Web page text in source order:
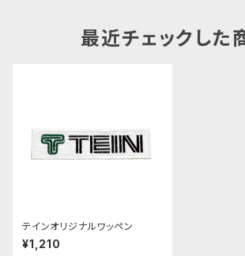
最近チェックした
テインオリジナルワッペン
¥1,210